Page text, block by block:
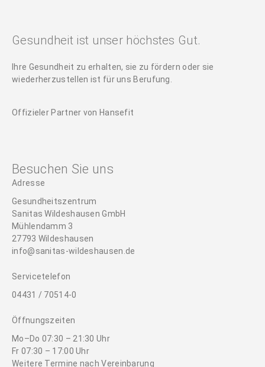
Gesundheit ist unser höchstes Gut.
Ihre Gesundheit zu erhalten, sie zu fördern oder sie
wiederherzustellen ist für uns Berufung.
Offizieler Partner von Hansefit
Besuchen Sie uns
Adresse
Gesundheitszentrum
Sanitas Wildeshausen GmbH
Mühlendamm 3
27793 Wildeshausen
info@sanitas-wildeshausen.de
Servicetelefon
04431 / 70514-0
Öffnungszeiten
Mo–Do 07:30 – 21:30 Uhr
Fr 07:30 – 17:00 Uhr
Weitere Termine nach Vereinbarung